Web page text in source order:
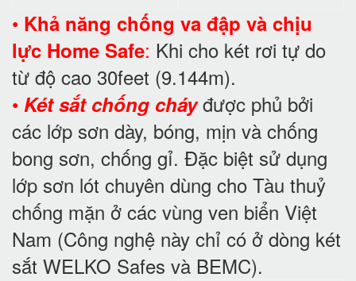
• Khả năng chống va đập và chịu
lực Home Safe: Khi cho két rơi tự do
từ độ cao 30feet (9.144m).
• Két sắt chống cháyđược phủ bởi
các lớp sơn dày, bóng, mịn và chống
bong sơn, chống gỉ. Đặc biệt sử dụng
lớp sơn lót chuyên dùng cho Tàu thuỷ
chống mặn ở các vùng ven biển Việt
Nam (Công nghệ này chỉ có ở dòng két
sắt WELKO Safes và BEMC).